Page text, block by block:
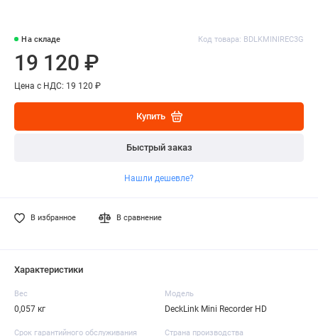
На складе Код товара: BDLKMINIREC3G
19 120 ₽
Цена с НДС: 19 120 ₽
Купить
Быстрый заказ
Нашли дешевле?
В избранное В сравнение
Характеристики
Вес
0,057 кг
Модель
DeckLink Mini Recorder HD
Срок гарантийного обслуживания Страна производства